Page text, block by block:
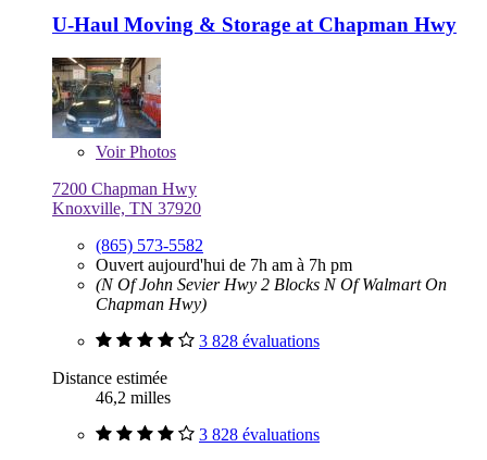
U-Haul Moving & Storage at Chapman Hwy
VoirPhotos
7200 Chapman Hwy
Knoxville, TN 37920
(865) 573-5582
Ouvert aujourd'hui de 7h am à 7h pm
(N Of John Sevier Hwy 2 Blocks N Of Walmart On
Chapman Hwy)
3 828 évaluations
Distance estimée
46,2 milles
3 828 évaluations